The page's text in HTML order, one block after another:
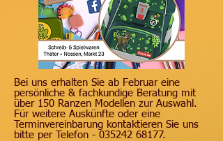
Bei uns erhalten Sie ab Februar eine
persönliche & fachkundige Beratung mit
über 150 Ranzen Modellen zur Auswahl.
Für weitere Auskünfte oder eine
Terminvereinbarung kontaktieren Sie uns
bitte per Telefon - 035242 68177.